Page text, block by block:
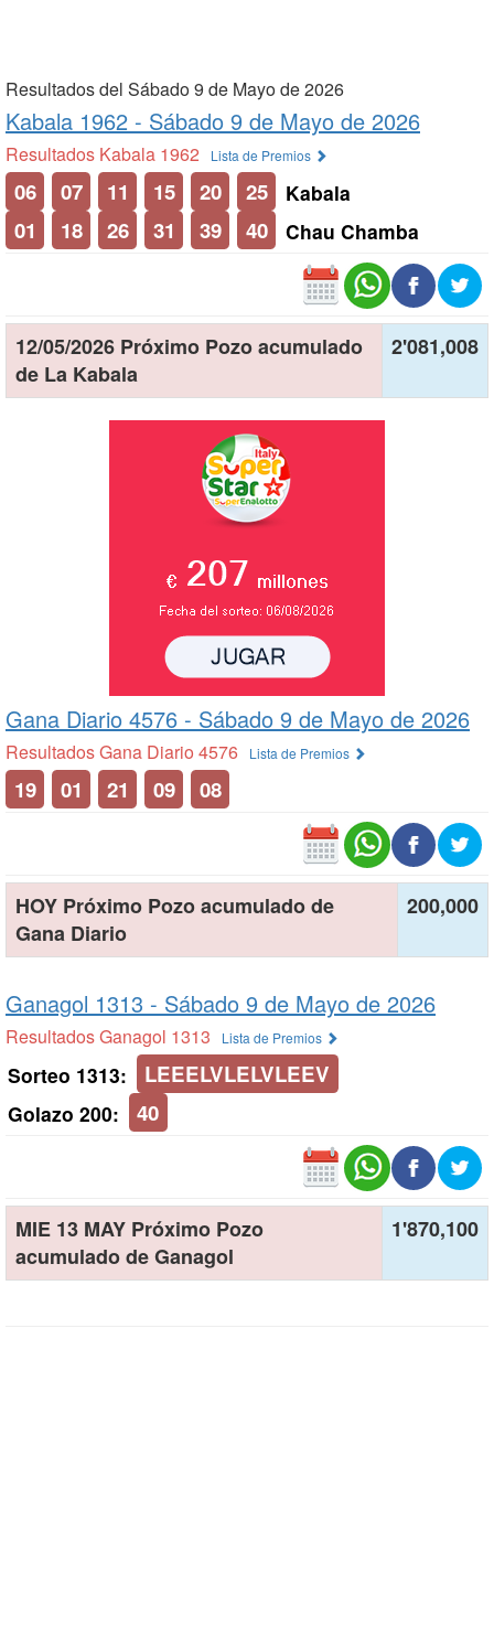
Resultados del Sábado 9 de Mayo de 2026
Kabala 1962 - Sábado 9 de Mayo de 2026
Resultados Kabala 1962 Lista de Premios
06 07 11 15 20 25 Kabala
01 18 26 31 39 40 Chau Chamba
12/05/2026 Próximo Pozo acumulado
de La Kabala
2'081,008
Gana Diario 4576 - Sábado 9 de Mayo de 2026
Resultados Gana Diario 4576 Lista de Premios
19 01 21 09 08
HOY Próximo Pozo acumulado de
Gana Diario
200,000
Ganagol 1313 - Sábado 9 de Mayo de 2026
Resultados Ganagol 1313 Lista de Premios
Sorteo 1313: LEEELVLELVLEEV
Golazo 200: 40
MIE 13 MAY Próximo Pozo
acumulado de Ganagol
1'870,100